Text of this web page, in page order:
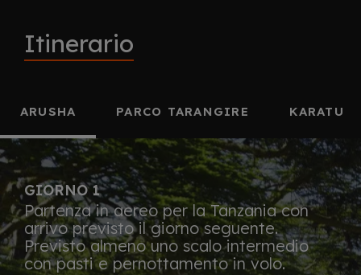
Itinerario
ARUSHA PARCO TARANGIRE KARATU
GIORNO 1
Partenza in aereo per la Tanzania con
arrivo previsto il giorno seguente.
Previsto almeno uno scalo intermedio
con pasti e pernottamento in volo.